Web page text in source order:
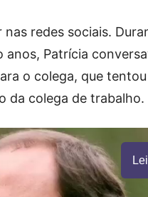
redes sociais.
anos, Patrícia
o colega, que
da colega de trabalho.